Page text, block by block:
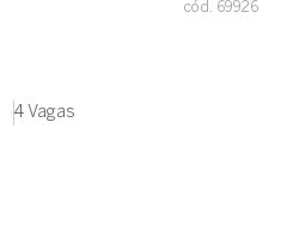
cód. 69926
4 Vagas